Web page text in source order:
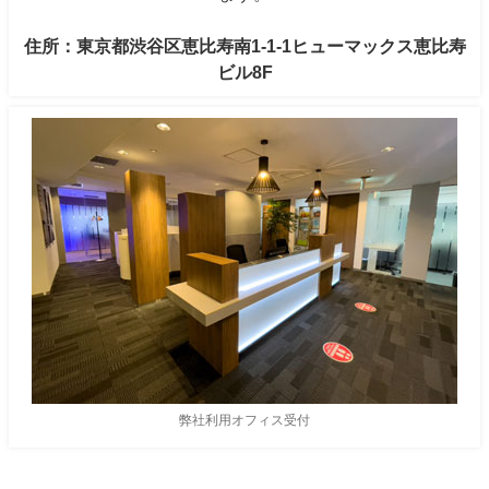
住所：東京都渋谷区恵比寿南1-1-1ヒューマックス恵比寿
ビル8F
弊社利用オフィス受付